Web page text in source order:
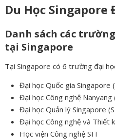
Du Học Singapore
Danh sách các
tại Singapore
Tại Singapore có 6 trường đại
Đại học Quốc gia Singapore
Đại học Công nghệ Nanyang
Đại học Quản lý Singapore
Đại học Công nghệ và Thiết
Học viện Công nghệ SIT